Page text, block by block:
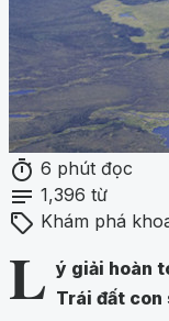
timer 6 phút đọc
notes 1,396 từ
sell Khám phá
L ý giải hoàn
Trái đất con